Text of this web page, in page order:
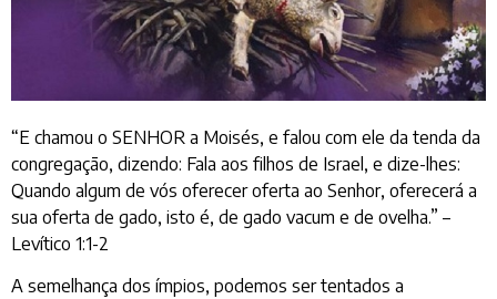
“E chamou o SENHOR a Moisés, e falou com ele da tenda da
congregação, dizendo: Fala aos filhos de Israel, e dize-lhes:
Quando algum de vós oferecer oferta ao Senhor, oferecerá a
sua oferta de gado, isto é, de gado vacum e de ovelha.” –
Levítico 1:1-2
A semelhança dos ímpios, podemos ser tentados a